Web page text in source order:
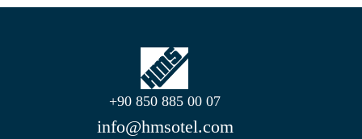
+90 850 885 00 07
info@hmsotel.com